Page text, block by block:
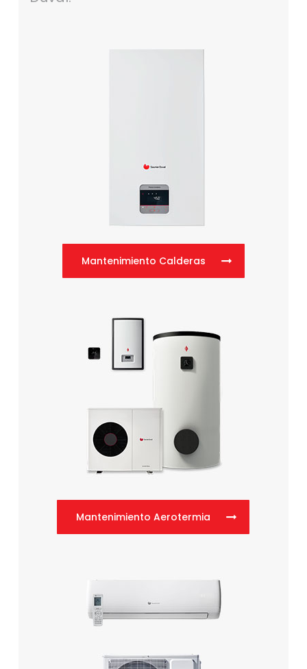
Mantenimiento Calderas
Mantenimiento Aerotermia